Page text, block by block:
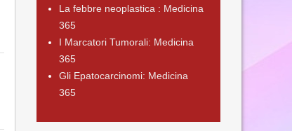
La febbre neoplastica : Medicina
365
I Marcatori Tumorali: Medicina
365
Gli Epatocarcinomi: Medicina
365